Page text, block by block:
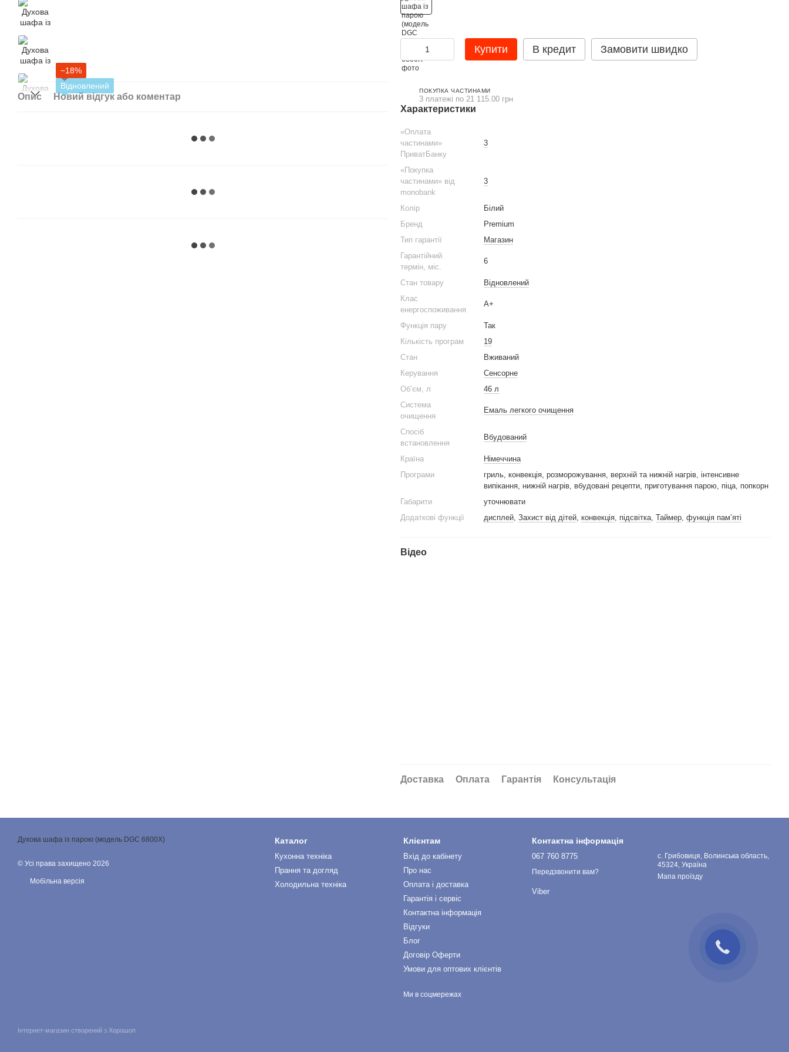
−18%
Відновлений
Опис Новий відгук або коментар
Купити В кредит Замовити швидко
ПОКУПКА ЧАСТИНАМИ
3 платежі по 21 115.00 грн
Характеристики
«Оплата
частинами»
ПриватБанку
3
«Покупка
частинами» від
monobank
3
Колір
Білий
Бренд
Premium
Тип гарантії
Магазин
Гарантійний
термін, міс.
6
Стан товару
Вiдновлений
Клас
енергоспоживання
А+
Функція пару
Так
Кількість програм
19
Стан
Вживаний
Керування
Сенсорне
Обʼєм, л
46 л
Система
очищення
Емаль легкого очищення
Спосіб
встановлення
Вбудований
Країна
Німеччина
Програми
гриль, конвекція, розморожування, верхній та нижній нагрів, інтенсивне
випікання, нижній нагрів, вбудовані рецепти, приготування парою, піца, попкорн
Габарити
уточнювати
Додаткові функції
дисплей, Захист від дітей, конвекція, підсвітка, Таймер, функція пам’яті
Відео
Доставка Оплата Гарантія Консультація
© Усі права захищено 2026
Мобільна версія
Інтернет-магазин створений з Хорошоп
Каталог
Кухонна техніка
Прання та догляд
Холодильна техніка
Клієнтам
Вхід до кабінету
Про нас
Оплата і доставка
Гарантія і сервіс
Контактна інформація
Відгуки
Блог
Договір Оферти
Умови для оптових клієнтів
Ми в соцмережах
Контактна інформація
067 760 8775
Передзвонити вам?
Viber
с. Грибовиця, Волинська область,
45324, Україна
Мапа проїзду